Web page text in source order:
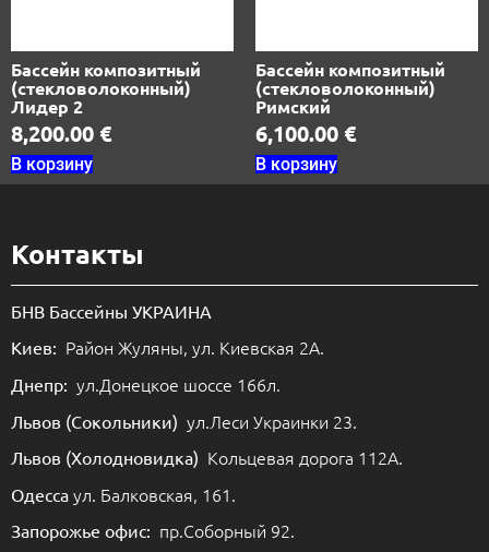
Бассейн композитный
(стекловолоконный)
Лидер 2
8,200.00 €
В корзину
Бассейн композитный
(стекловолоконный)
Римский
6,100.00 €
В корзину
Контакты
БНВ Бассейны УКРАИНА
Киев: Район Жуляны, ул. Киевская 2А.
Днепр: ул.Донецкое шоссе 166л.
Львов (Сокольники) ул.Леси Украинки 23.
Львов (Холодновидка) Кольцевая дорога 112А.
Одесса ул. Балковская, 161.
Запорожье офис: пр.Соборный 92.